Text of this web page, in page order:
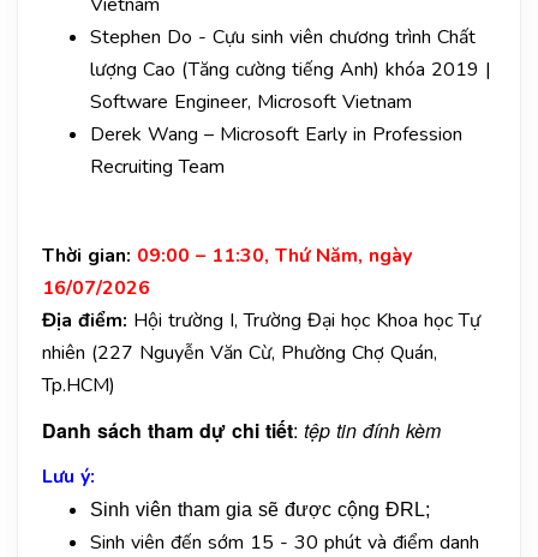
Stephen Do - Cựu sinh viên chương trình Chất
lượng Cao (Tăng cường tiếng Anh) khóa 2019 |
Software Engineer, Microsoft Vietnam
Derek Wang – Microsoft Early in Profession
Recruiting Team
Thời gian: 09:00 – 11:30, Thứ Năm, ngày
16/07/2026
Địa điểm: Hội trường I, Trường Đại học Khoa học Tự
nhiên (227 Nguyễn Văn Cừ, Phường Chợ Quán,
Tp.HCM)
Danh sách tham dự chi tiết: tệp tin đính kèm
Lưu ý:
Sinh viên tham gia sẽ được cộng ĐRL;
Sinh viên đến sớm 15 - 30 phút và điểm danh